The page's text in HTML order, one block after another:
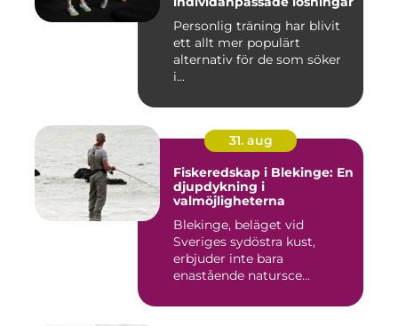
Personlig träning har blivit
ett allt mer populärt
alternativ för de som söker
i...
31. aug
Fiskeredskap i Blekinge: En
djupdykning i
valmöjligheterna
Blekinge, beläget vid
Sveriges sydöstra kust,
erbjuder inte bara
enastående natursce...